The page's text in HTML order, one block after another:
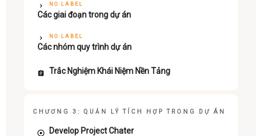
NO LABEL
Các giai đoạn trong dự án
NO LABEL
Các nhóm quy trình dự án
Trắc Nghiệm Khái Niệm Nền Tảng
CHƯƠNG 3: QUẢN LÝ TÍCH HỢP TRONG DỰ ÁN
Develop Project Chater